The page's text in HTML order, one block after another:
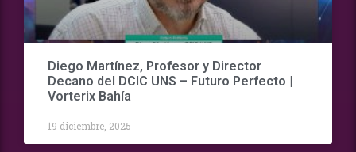
Diego Martínez, Profesor y Director
Decano del DCIC UNS – Futuro Perfecto |
Vorterix Bahía
19 diciembre, 2025